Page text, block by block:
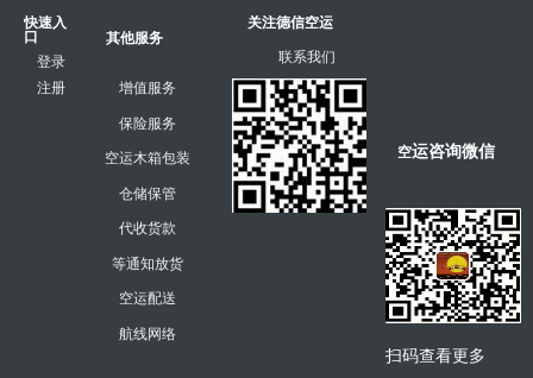
登录
注册
快速入
口
增值服务
保险服务
空运木箱包装
仓储保管
代收货款
等通知放货
空运配送
航线网络
其他服务
联系我们
关注德信空运
扫码查看更多
空运咨询微信